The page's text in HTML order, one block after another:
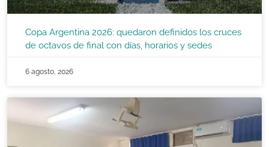
Copa Argentina 2026: quedaron definidos los cruces
de octavos de final con días, horarios y sedes
6 agosto, 2026